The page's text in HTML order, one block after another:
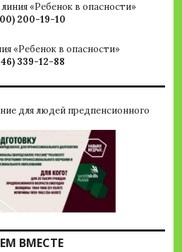
линия «Ребенок в опасности»
200-19-10
«Ребенок в опасности»
339-12-88
для людей предпенсионного
ВМЕСТЕ